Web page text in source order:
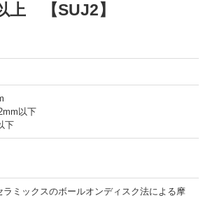
上 【SUJ2】
以下
下
ミックスのボールオンディスク法による摩